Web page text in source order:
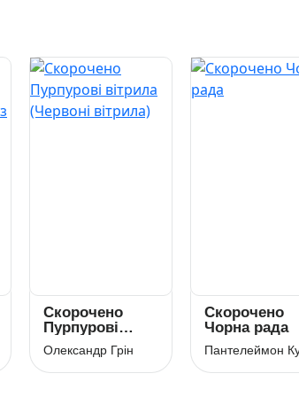
Скорочено
Пурпурові
вітрила
(Червоні
вітрила)
Олександр Грін
Скорочено
Чорна рада